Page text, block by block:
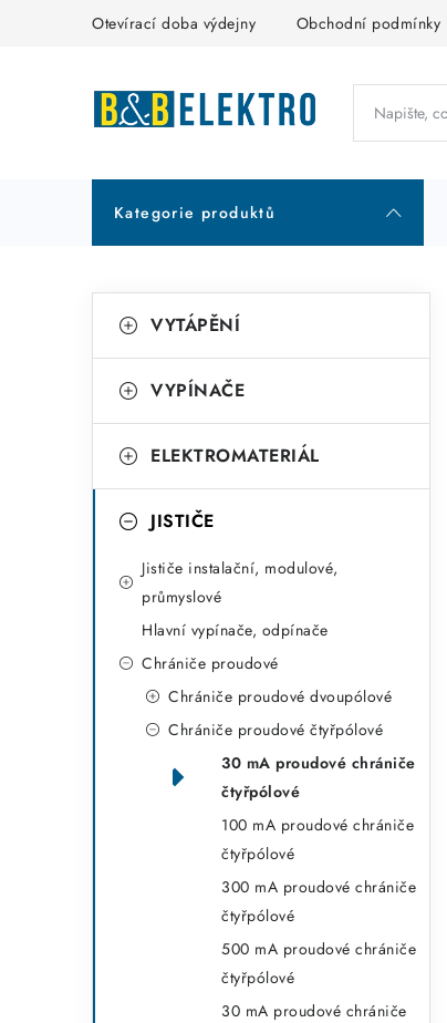
Otevírací doba výdejny Obchodní podmínky
Kategorie produktů
o
t
r
kategorie
a
e
o
VYTÁPĚNÍ
VYPÍNAČE
ELEKTROMATERIÁL
JISTIČE
Jističe instalační, modulové,
průmyslové
Hlavní vypínače, odpínače
Chrániče proudové
Chrániče proudové dvoupólové
Chrániče proudové čtyřpólové
30 mA proudové chrániče
čtyřpólové
100 mA proudové chrániče
čtyřpólové
300 mA proudové chrániče
čtyřpólové
500 mA proudové chrániče
čtyřpólové
30 mA proudové chrániče